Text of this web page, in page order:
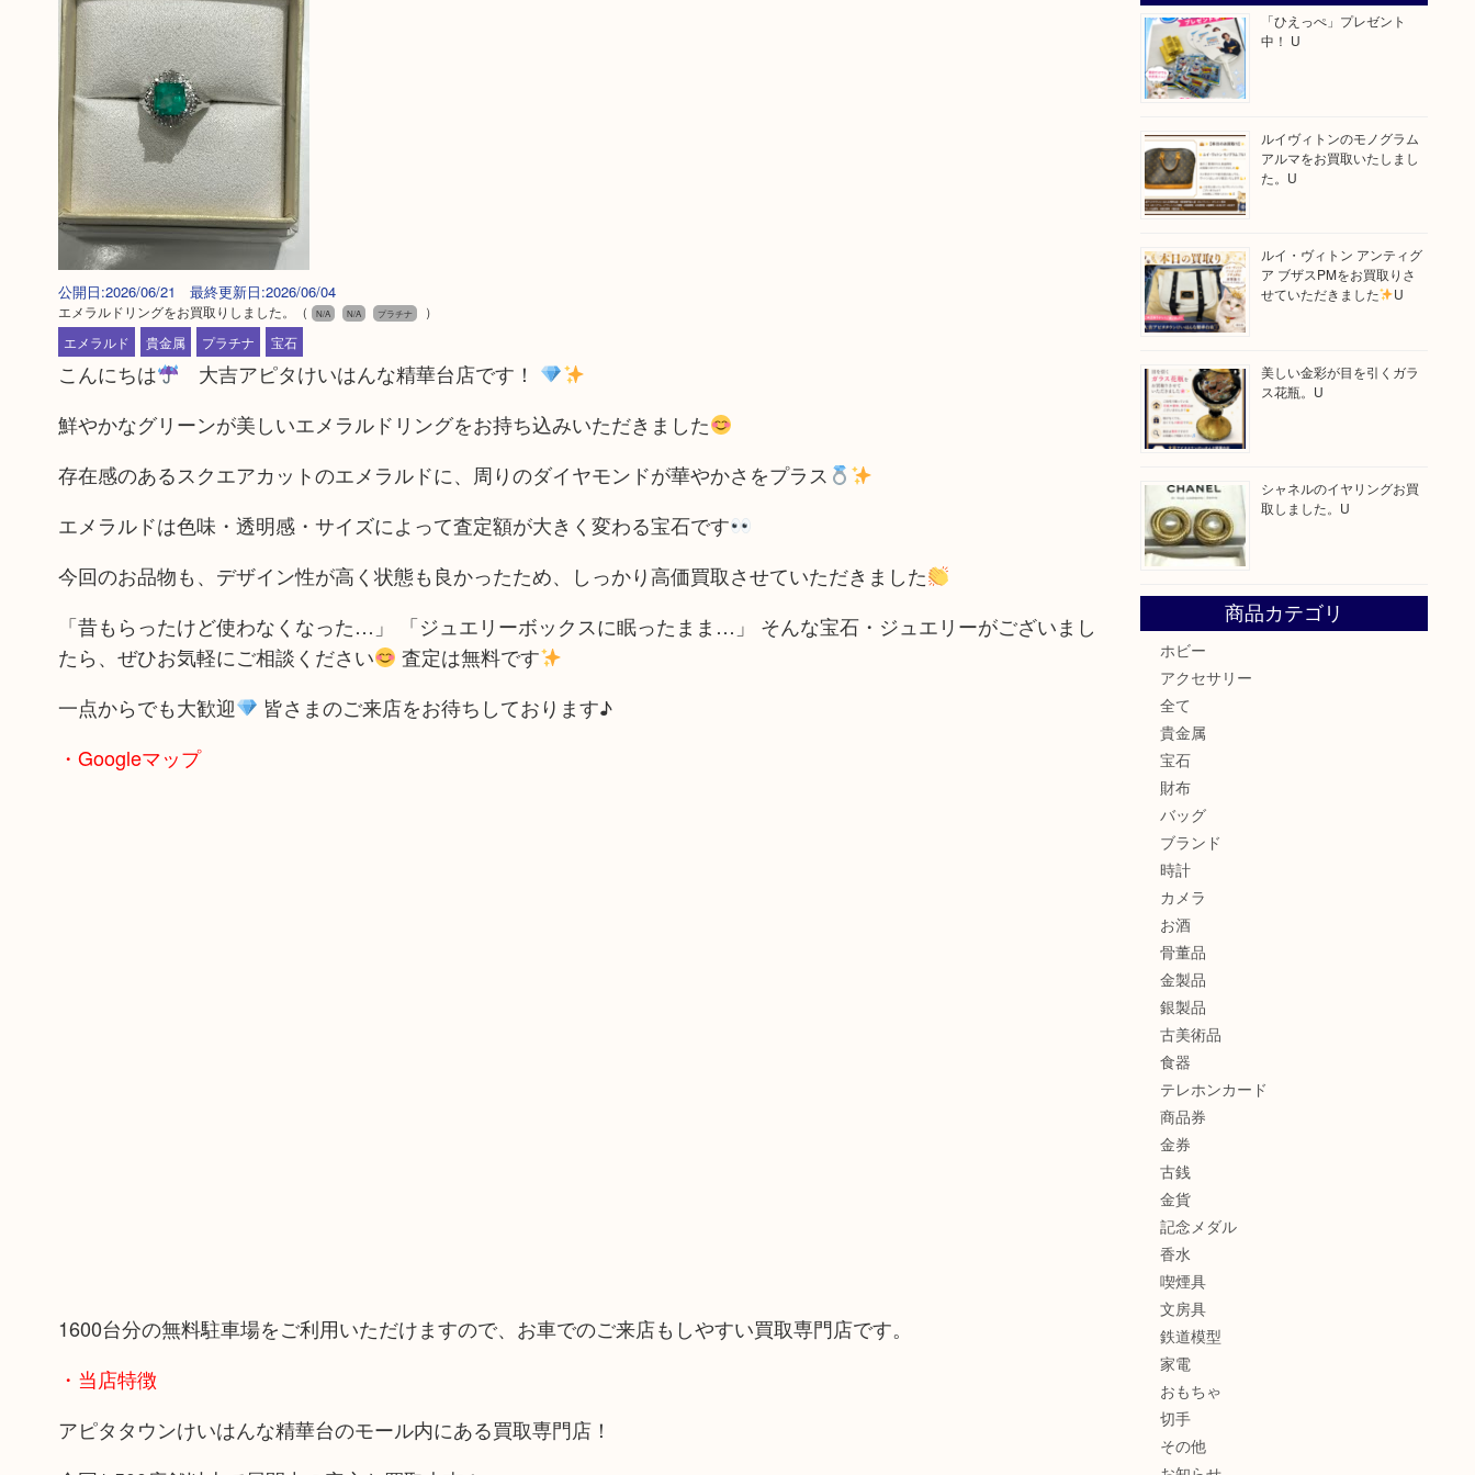
公開日:2026/06/21 最終更新日:2026/06/04
エメラルドリングをお買取りしました。 （ N/A N/A プラチナ
）
エメラルド
貴金属 プラチナ 宝石
こんにちは
大吉アピタけいはんな精華台店です！
鮮やかなグリーンが美しいエメラルドリングをお持ち込みいただきました
存在感のあるスクエアカットのエメラルドに、周りのダイヤモンドが華やかさをプラス
エメラルドは色味・透明感・サイズによって査定額が大きく変わる宝石です
今回のお品物も、デザイン性が高く状態も良かったため、しっかり高価買取させていただきました
「昔もらったけど使わなくなった…」 「ジュエリーボックスに眠ったまま…」 そんな宝石・ジュエリーがございまし
たら、ぜひお気軽にご相談ください
査定は無料です
一点からでも大歓迎
皆さまのご来店をお待ちしております♪
・Googleマップ
1600台分の無料駐車場をご利用いただけますので、お車でのご来店もしやすい買取専門店です。
・当店特徴
アピタタウンけいはんな精華台のモール内にある買取専門店！
「ひえっぺ」プレゼント
中！ U
ルイヴィトンのモノグラム
アルマをお買取いたしまし
た。U
ルイ・ヴィトン アンティグ
ア ブザスPMをお買取りさ
せていただきました
U
美しい金彩が目を引くガラ
ス花瓶。U
シャネルのイヤリングお買
取しました。U
商品カテゴリ
ホビー
アクセサリー
全て
貴金属
宝石
財布
バッグ
ブランド
時計
カメラ
お酒
骨董品
金製品
銀製品
古美術品
食器
テレホンカード
商品券
金券
古銭
金貨
記念メダル
香水
喫煙具
文房具
鉄道模型
家電
おもちゃ
切手
その他